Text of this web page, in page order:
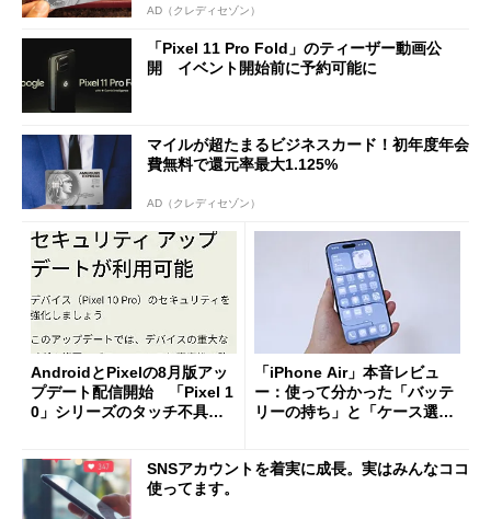
AD（クレディセゾン）
「Pixel 11 Pro Fold」のティーザー動画公
開 イベント開始前に予約可能に
マイルが超たまるビジネスカード！初年度年会
費無料で還元率最大1.125%
AD（クレディセゾン）
AndroidとPixelの8月版アッ
プデート配信開始 「Pixel 1
0」シリーズのタッチ不具合
「iPhone Air」本音レビュ
ー：使って分かった「バッテ
リーの持ち」と「ケース選
SNSアカウントを着実に成長。実はみんなココ
使ってます。